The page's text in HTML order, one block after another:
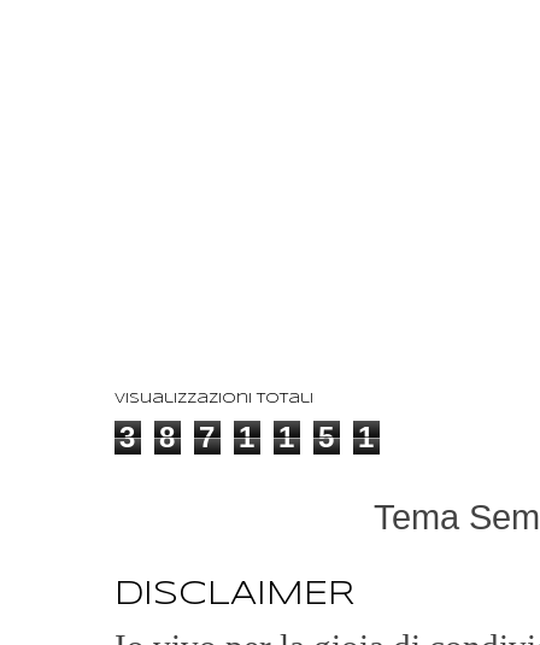
Visualizzazioni totali
3 8 7 1 1 5 1
Tema
DISCLAIMER